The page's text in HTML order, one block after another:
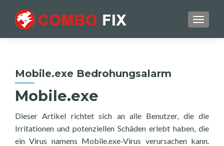
Mobile.exe Bedrohungsalarm
Mobile.exe
Dieser Artikel richtet sich an alle Benutzer, die die
Irritationen und potenziellen Schäden erlebt haben, die
ein Virus namens Mobile.exe-Virus verursachen kann.